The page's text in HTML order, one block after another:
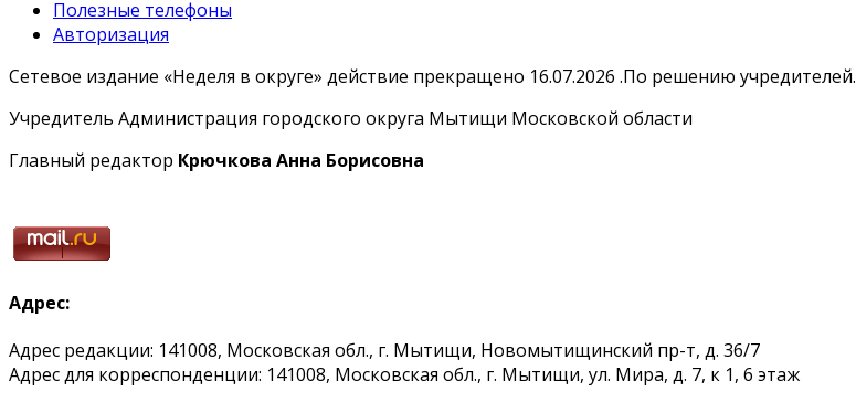
Полезные телефоны
Авторизация
Сетевое издание «Неделя в округе» действие прекращено 16.07.2026 .По решению учредителей.
Учредитель Администрация городского округа Мытищи Московской области
Главный редактор Крючкова Анна Борисовна
Адрес:
Адрес редакции: 141008, Московская обл., г. Мытищи, Новомытищинский пр-т, д. 36/7
Адрес для корреспонденции: 141008, Московская обл., г. Мытищи, ул. Мира, д. 7, к 1, 6 этаж